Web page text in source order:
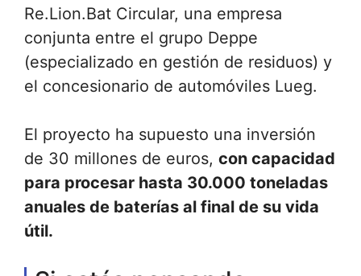
Re.Lion.Bat Circular, una empresa
conjunta entre el grupo Deppe
(especializado en gestión de residuos) y
el concesionario de automóviles Lueg.
El proyecto ha supuesto una inversión
de 30 millones de euros, con capacidad
para procesar hasta 30.000 toneladas
anuales de baterías al final de su vida
útil.